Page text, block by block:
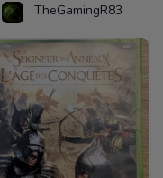
TheGamingR83